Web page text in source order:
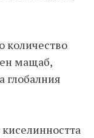
количество
мащаб,
глобалния